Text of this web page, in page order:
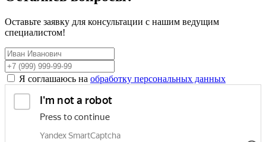
Оставьте заявку для консультации с нашим ведущим
специалистом!
Я соглашаюсь на обработку персональных данных